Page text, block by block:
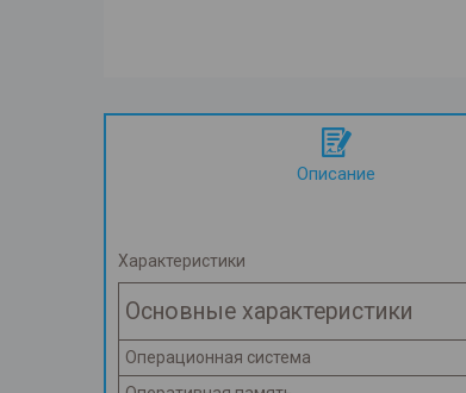
Описание
Характеристики
Основные характеристики
Операционная система